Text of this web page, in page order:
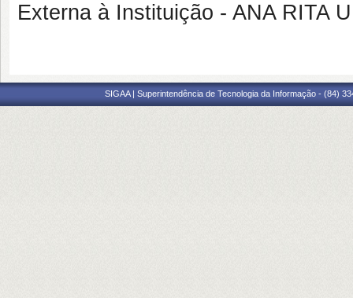
Externa à Instituição - ANA RITA
SIGAA | Superintendência de Tecnologia da Informação - (84)